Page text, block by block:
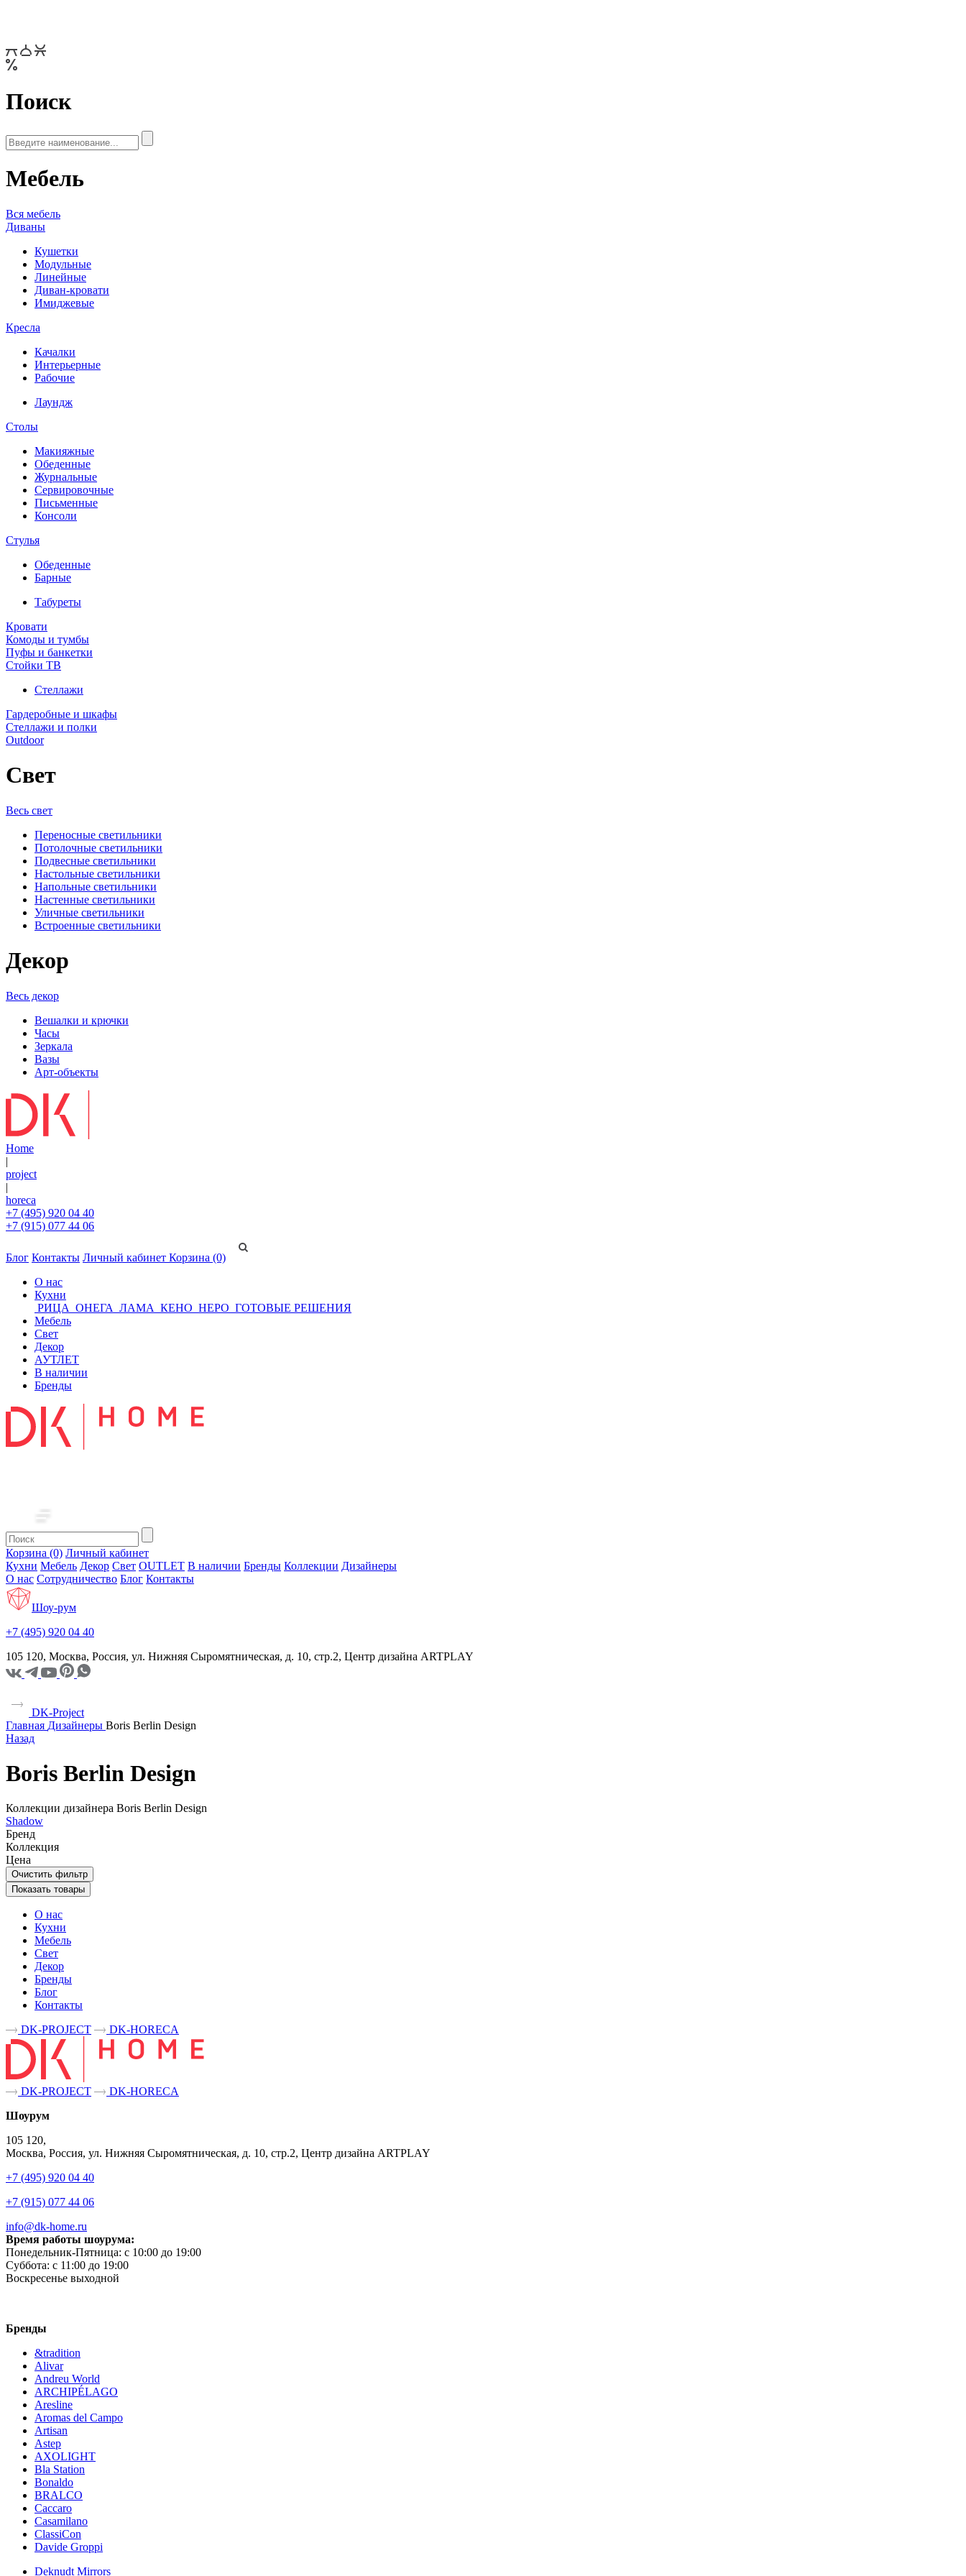
Поиск
Мебель
Вся мебель
Диваны
Кушетки
Модульные
Линейные
Диван-кровати
Имиджевые
Кресла
Качалки
Интерьерные
Рабочие
Лаундж
Столы
Макияжные
Обеденные
Журнальные
Сервировочные
Письменные
Консоли
Стулья
Обеденные
Барные
Табуреты
Кровати
Комоды и тумбы
Пуфы и банкетки
Стойки ТВ
Стеллажи
Гардеробные и шкафы
Стеллажи и полки
Outdoor
Свет
Весь свет
Переносные светильники
Потолочные светильники
Подвесные светильники
Настольные светильники
Напольные светильники
Настенные светильники
Уличные светильники
Встроенные светильники
Декор
Весь декор
Вешалки и крючки
Часы
Зеркала
Вазы
Арт-объекты
Home
|
project
|
horeca
+7 (495) 920 04 40
+7 (915) 077 44 06
Блог Контакты Личный кабинет Корзина (0)
О нас
Кухни
РИЦА ОНЕГА ЛАМА КЕНО НЕРО ГОТОВЫЕ РЕШЕНИЯ
Мебель
Свет
Декор
АУТЛЕТ
В наличии
Бренды
Корзина (0) Личный кабинет
Кухни Мебель Декор Свет OUTLET В наличии Бренды Коллекции Дизайнеры
О нас Сотрудничество Блог Контакты
Шоу-рум
+7 (495) 920 04 40
105 120, Москва, Россия, ул. Нижняя Сыромятническая, д. 10, стр.2, Центр дизайна ARTPLAY
DK-Project
Главная Дизайнеры Boris Berlin Design
Назад
Boris Berlin Design
Коллекции дизайнера Boris Berlin Design
Shadow
Бренд
Коллекция
Цена
Очистить фильтр
Показать товары
О нас
Кухни
Мебель
Свет
Декор
Бренды
Блог
Контакты
DK-PROJECT
DK-HORECA
DK-PROJECT
DK-HORECA
Шоурум
105 120,
Москва, Россия, ул. Нижняя Сыромятническая, д. 10, стр.2, Центр дизайна ARTPLAY
+7 (495) 920 04 40
+7 (915) 077 44 06
info@dk-home.ru
Время работы шоурума:
Понедельник-Пятница: c 10:00 до 19:00
Суббота: c 11:00 до 19:00
Воскресенье выходной
Бренды
&tradition
Alivar
Andreu World
ARCHIPÉLAGO
Aresline
Aromas del Campo
Artisan
Astep
AXOLIGHT
Bla Station
Bonaldo
BRALCO
Caccaro
Casamilano
ClassiCon
Davide Groppi
Deknudt Mirrors